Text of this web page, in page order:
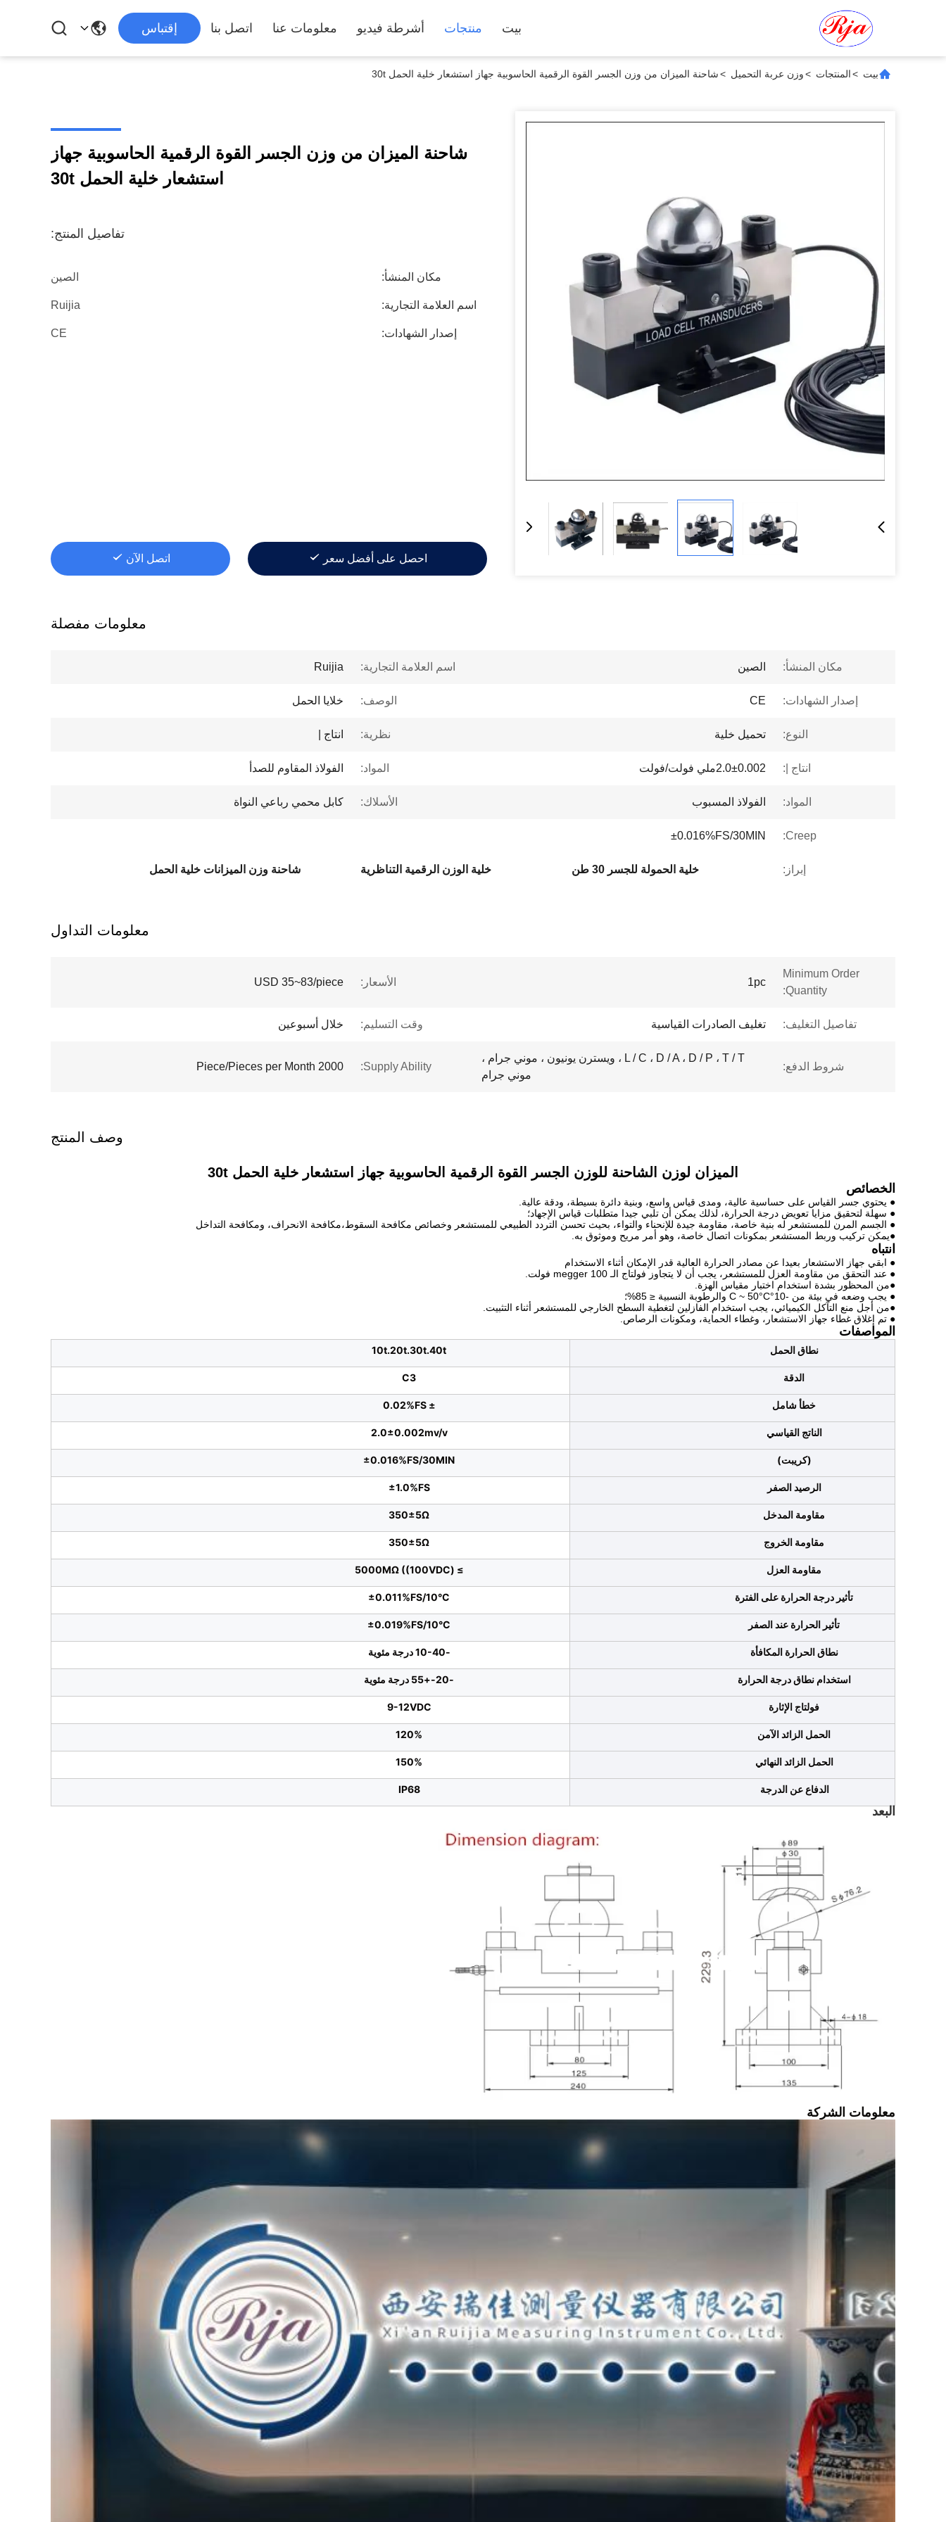
بيت منتجات أشرطة فيديو معلومات عنا اتصل بنا إقتباس
بيت >المنتجات >وزن عربة التحميل >شاحنة الميزان من وزن الجسر القوة الرقمية الحاسوبية جهاز استشعار خلية الحمل 30t
شاحنة الميزان من وزن الجسر القوة الرقمية الحاسوبية جهاز
استشعار خلية الحمل 30t
تفاصيل المنتج:
مكان المنشأ: الصين
اسم العلامة التجارية: Ruijia
إصدار الشهادات: CE
احصل على أفضل سعر اتصل الآن
معلومات مفصلة
مكان المنشأ: الصين اسم العلامة التجارية: Ruijia
إصدار الشهادات: CE الوصف: خلايا الحمل
النوع: تحميل خلية نظرية: انتاج |
انتاج |: 2.0±0.002ملي فولت/فولت المواد: الفولاذ المقاوم للصدأ
المواد: الفولاذ المسبوب الأسلاك: كابل محمي رباعي النواة
Creep:
±0.016%FS/30MIN
إبراز: خلية الحمولة للجسر 30 طن خلية الوزن الرقمية التناظرية شاحنة وزن الميزانات خلية الحمل
معلومات التداول
Minimum Order
Quantity:
1pc الأسعار: USD 35~83/piece
تفاصيل التغليف: تغليف الصادرات القياسية وقت التسليم: خلال أسبوعين
شروط الدفع:
L / C ، D / A ، D / P ، T / T ، ويسترن يونيون ، موني جرام ،
موني جرام
Supply Ability:
2000 Piece/Pieces per Month
وصف المنتج
الميزان لوزن الشاحنة للوزن الجسر القوة الرقمية الحاسوبية جهاز استشعار خلية الحمل 30t
الخصائص
● يحتوي جسر القياس على حساسية عالية، ومدى قياس واسع، وبنية دائرة بسيطة، ودقة عالية.
● سهلة لتحقيق مزايا تعويض درجة الحرارة، لذلك يمكن أن تلبي جيدا متطلبات قياس الإجهاد؛
● الجسم المرن للمستشعر له بنية خاصة، مقاومة جيدة للإنحناء والتواء، بحيث تحسن التردد الطبيعي للمستشعر وخصائص مكافحة السقوط،مكافحة الانحراف، ومكافحة التداخل
●يمكن تركيب وربط المستشعر بمكونات اتصال خاصة، وهو أمر مريح وموثوق به.
انتباه
● ابقي جهاز الاستشعار بعيدا عن مصادر الحرارة العالية قدر الإمكان أثناء الاستخدام
● عند التحقق من مقاومة العزل للمستشعر، يجب أن لا يتجاوز فولتاج الـ megger 100 فولت.
●من المحظور بشدة استخدام اختبار مقياس الهزة.
● يجب وضعه في بيئة من -10°C ~ 50°C والرطوبة النسبية ≤ 85%؛
●من أجل منع التآكل الكيميائي، يجب استخدام الفازلين لتغطية السطح الخارجي للمستشعر أثناء التثبيت.
● تم إغلاق غطاء جهاز الاستشعار، وغطاء الحماية، ومكونات الرصاص.
المواصفات
نطاق الحمل 10t.20t.30t.40t
الدقة C3
خطأ شامل ± 0.02%FS
الناتج القياسي 2.0±0.002mv/v
(كريبت) ±0.016%FS/30MIN
الرصيد الصفر ±1.0%FS
مقاومة المدخل 350±5Ω
مقاومة الخروج 350±5Ω
مقاومة العزل ≥ 5000MΩ ((100VDC)
تأثير درجة الحرارة على الفترة ±0.011%FS/10°C
تأثير الحرارة عند الصفر ±0.019%FS/10°C
نطاق الحرارة المكافأة -10-40 درجة مئوية
استخدام نطاق درجة الحرارة -20-+55 درجة مئوية
فولتاج الإثارة 9-12VDC
الحمل الزائد الآمن 120%
الحمل الزائد النهائي 150%
الدفاع عن الدرجة IP68
البعد
معلومات الشركة